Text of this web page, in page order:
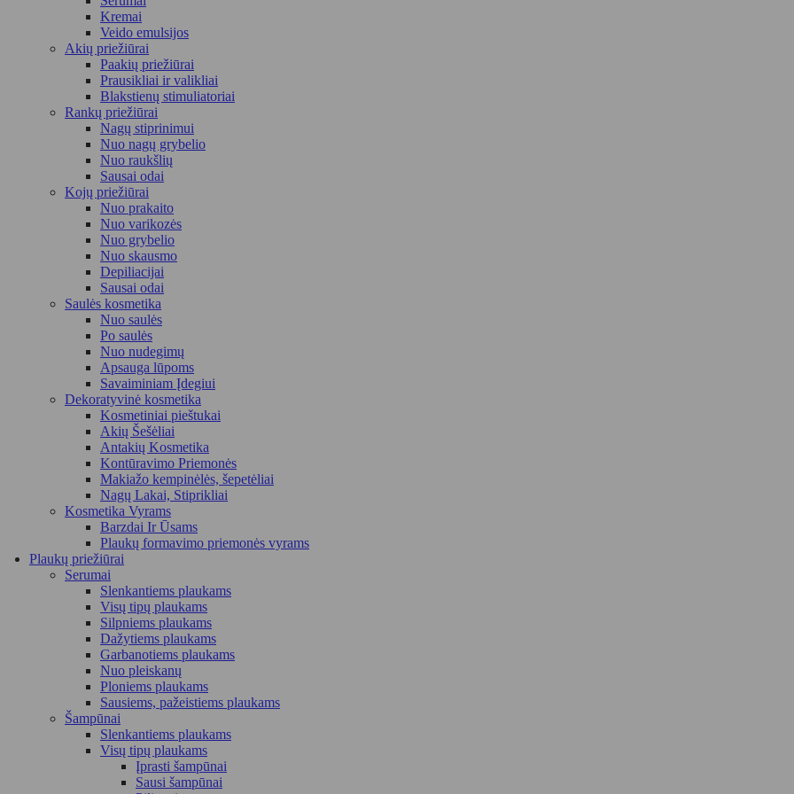
Kremai
Veido emulsijos
Akių priežiūrai
Paakių priežiūrai
Prausikliai ir valikliai
Blakstienų stimuliatoriai
Rankų priežiūrai
Nagų stiprinimui
Nuo nagų grybelio
Nuo raukšlių
Sausai odai
Kojų priežiūrai
Nuo prakaito
Nuo varikozės
Nuo grybelio
Nuo skausmo
Depiliacijai
Sausai odai
Saulės kosmetika
Nuo saulės
Po saulės
Nuo nudegimų
Apsauga lūpoms
Savaiminiam Įdegiui
Dekoratyvinė kosmetika
Kosmetiniai pieštukai
Akių Šešėliai
Antakių Kosmetika
Kontūravimo Priemonės
Makiažo kempinėlės, šepetėliai
Nagų Lakai, Stiprikliai
Kosmetika Vyrams
Barzdai Ir Ūsams
Plaukų formavimo priemonės vyrams
Plaukų priežiūrai
Serumai
Slenkantiems plaukams
Visų tipų plaukams
Silpniems plaukams
Dažytiems plaukams
Garbanotiems plaukams
Nuo pleiskanų
Ploniems plaukams
Sausiems, pažeistiems plaukams
Šampūnai
Slenkantiems plaukams
Visų tipų plaukams
Įprasti šampūnai
Sausi šampūnai